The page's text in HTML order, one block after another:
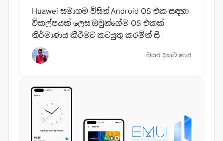
Huawei සමාගම විසින් Android OS එක සඳහා
විකල්පයක් ලෙස ඔවුන්ගේම OS එකක්
නිර්මාණය කිරීමට කටයුතු කරමින් සි
වසර 5කට පෙර